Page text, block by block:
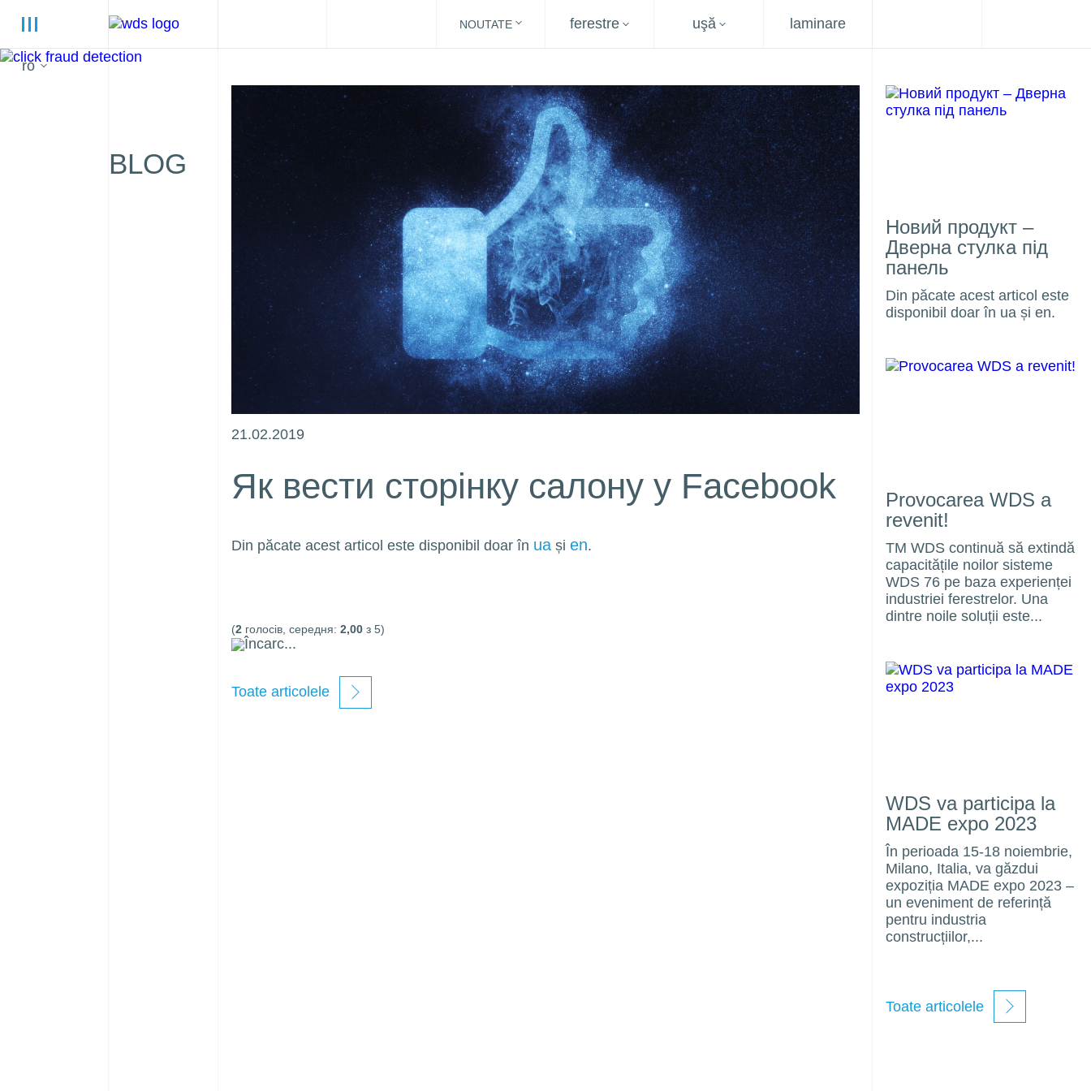
ro
NOUTATE ferestre uşă laminare
BLOG
21.02.2019
Як вести сторінку салону у Facebook
Din păcate acest articol este disponibil doar în uași en.
(2голосів, середня: 2,00з 5)
Încarc...
Toate articolele
Новий продукт –
Дверна стулка під
панель
Din păcate acest articol este
disponibil doar în ua și en.
Provocarea WDS a
revenit!
TM WDS continuă să extindă
capacitățile noilor sisteme
WDS 76 pe baza experienței
industriei ferestrelor. Una
dintre noile soluții este...
WDS va participa la
MADE expo 2023
În perioada 15-18 noiembrie,
Milano, Italia, va găzdui
expoziția MADE expo 2023 –
un eveniment de referință
pentru industria
construcțiilor,...
Toate articolele